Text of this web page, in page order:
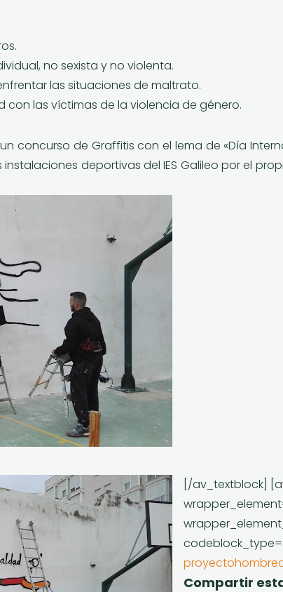
no sexista y no violenta.
las situaciones de maltrato.
con las víctimas de la violencia de género.
concurso de Graffitis con el lema de «Día
deportivas del IES Galileo por el
[/av_textblock]
Compartir